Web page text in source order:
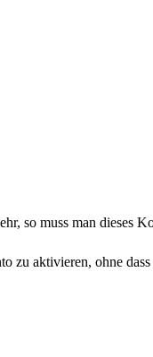
so muss man dieses
zu aktivieren, ohne